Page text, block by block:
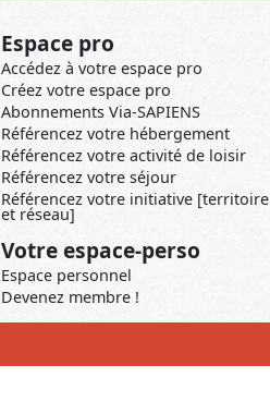
Espace pro
Accédez à votre espace pro
Créez votre espace pro
Abonnements Via-SAPIENS
Référencez votre hébergement
Référencez votre activité de loisir
Référencez votre séjour
Référencez votre initiative [territoire
et réseau]
Votre espace-perso
Espace personnel
Devenez membre !